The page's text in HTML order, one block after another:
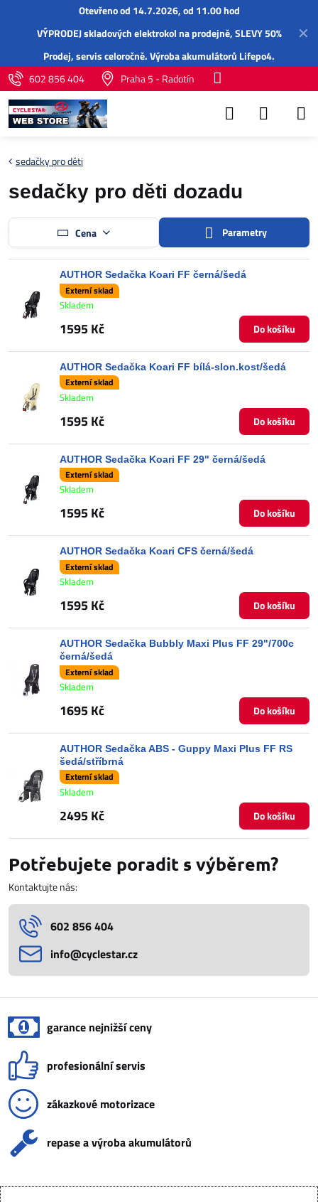
✕
Otevřeno od 14.7.2026, od 11.00 hod
VÝPRODEJ skladových elektrokol na prodejně, SLEVY 50%
Prodej,servisceloročně.Výroba akumulátorů Lifepo4.
602 856 404
Praha 5 - Radotín
sedačky pro děti
sedačky pro děti dozadu
Cena Parametry
AUTHOR Sedačka Koari FF černá/šedá
Externí sklad
Skladem
1595 Kč Do košíku
AUTHOR Sedačka Koari FF bílá-slon.kost/šedá
Externí sklad
Skladem
1595 Kč Do košíku
AUTHOR Sedačka Koari FF 29" černá/šedá
Externí sklad
Skladem
1595 Kč Do košíku
AUTHOR Sedačka Koari CFS černá/šedá
Externí sklad
Skladem
1595 Kč Do košíku
AUTHOR Sedačka Bubbly Maxi Plus FF 29"/700c
černá/šedá
Externí sklad
Skladem
1695 Kč Do košíku
AUTHOR Sedačka ABS - Guppy Maxi Plus FF RS
šedá/stříbrná
Externí sklad
Skladem
2495 Kč Do košíku
Potřebujete poradit s výběrem?
Kontaktujte nás:
602 856 404
info​@cyclestar​.cz
garance nejnižší ceny
profesionální servis
zákazkové motorizace
repase a výroba akumulátorů